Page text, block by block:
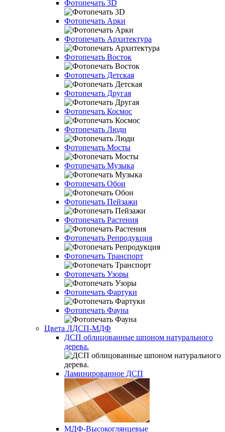
Фотопечать 3D
Фотопечать Арки
Фотопечать Архитектура
Фотопечать Восток
Фотопечать Детская
Фотопечать Другая
Фотопечать Космос
Фотопечать Люди
Фотопечать Мосты
Фотопечать Музыка
Фотопечать Обои
Фотопечать Пейзажи
Фотопечать Растения
Фотопечать Репродукция
Фотопечать Транспорт
Фотопечать Узоры
Фотопечать Фартуки
Фотопечать Фауна
Цвета ЛДСП-МДФ
ДСП облицованные шпоном натурального
дерева.
Ламинированное ДСП
МДФ-Высокоглянцевые